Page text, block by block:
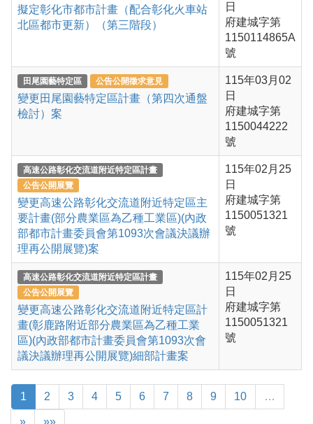
擬定彰化市都市計畫（配合彰化火車站
北區都市更新）（第三階段）
日
府建城字第
1150114865A
號
田尾園藝特定區 公告公開徵求意見
變更田尾園藝特定區計畫（第四次通盤
檢討）案
115年03月02
日
府建城字第
1150044222
號
高速公路彰化交流道附近特定區計畫
公告公開展覽
變更高速公路彰化交流道附近特定區主
要計畫(部分農業區為乙種工業區)(內政
部都市計畫委員會第1093次會議決議辦
理再公開展覽)案
115年02月25
日
府建城字第
1150051321
號
高速公路彰化交流道附近特定區計畫
公告公開展覽
變更高速公路彰化交流道附近特定區計
畫(彰鹿路附近部分農業區為乙種工業
區)(內政部都市計畫委員會第1093次會
議決議辦理再公開展覽)細部計畫案
115年02月25
日
府建城字第
1150051321
號
1 2 3 4 5 6 7 8 9 10 …
» »»